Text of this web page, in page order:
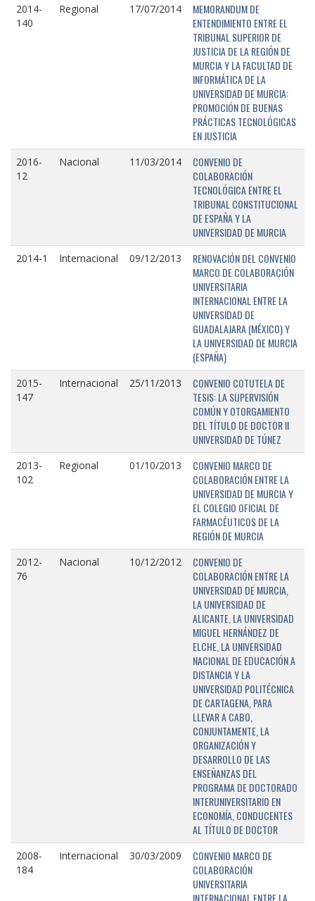
2014-
140
Regional 17/07/2014
MEMORANDUM DE
ENTENDIMIENTO ENTRE EL
TRIBUNAL SUPERIOR DE
JUSTICIA DE LA REGIÓN DE
MURCIA Y LA FACULTAD DE
INFORMÁTICA DE LA
UNIVERSIDAD DE MURCIA:
PROMOCIÓN DE BUENAS
PRÁCTICAS TECNOLÓGICAS
EN JUSTICIA
2016-
12
Nacional 11/03/2014
CONVENIO DE
COLABORACIÓN
TECNOLÓGICA ENTRE EL
TRIBUNAL CONSTITUCIONAL
DE ESPAÑA Y LA
UNIVERSIDAD DE MURCIA
2014-1 Internacional 09/12/2013
RENOVACIÓN DEL CONVENIO
MARCO DE COLABORACIÓN
UNIVERSITARIA
INTERNACIONAL ENTRE LA
UNIVERSIDAD DE
GUADALAJARA (MÉXICO) Y
LA UNIVERSIDAD DE MURCIA
(ESPAÑA)
2015-
147
Internacional 25/11/2013
CONVENIO COTUTELA DE
TESIS: LA SUPERVISIÓN
COMÚN Y OTORGAMIENTO
DEL TÍTULO DE DOCTOR II
UNIVERSIDAD DE TÚNEZ
2013-
102
Regional 01/10/2013
CONVENIO MARCO DE
COLABORACIÓN ENTRE LA
UNIVERSIDAD DE MURCIA Y
EL COLEGIO OFICIAL DE
FARMACÉUTICOS DE LA
REGIÓN DE MURCIA
2012-
76
Nacional 10/12/2012
CONVENIO DE
COLABORACIÓN ENTRE LA
UNIVERSIDAD DE MURCIA,
LA UNIVERSIDAD DE
ALICANTE, LA UNIVERSIDAD
MIGUEL HERNÁNDEZ DE
ELCHE, LA UNIVERSIDAD
NACIONAL DE EDUCACIÓN A
DISTANCIA Y LA
UNIVERSIDAD POLITÉCNICA
DE CARTAGENA, PARA
LLEVAR A CABO,
CONJUNTAMENTE, LA
ORGANIZACIÓN Y
DESARROLLO DE LAS
ENSEÑANZAS DEL
PROGRAMA DE DOCTORADO
INTERUNIVERSITARIO EN
ECONOMÍA, CONDUCENTES
AL TÍTULO DE DOCTOR
2008-
184
Internacional 30/03/2009
CONVENIO MARCO DE
COLABORACIÓN
UNIVERSITARIA
INTERNACIONAL ENTRE LA